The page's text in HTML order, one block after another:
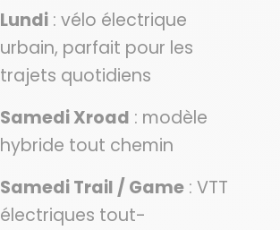
Lundi : vélo électrique
urbain, parfait pour les
trajets quotidiens
Samedi Xroad : modèle
hybride tout chemin
Samedi Trail / Game : VTT
électriques tout-